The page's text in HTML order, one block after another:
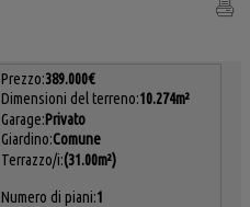
Prezzo:389.000€
Dimensioni del terreno:10.274m²
Garage:Privato
Giardino:Comune
Terrazzo/i:(31.00m²)
Numero di piani:1